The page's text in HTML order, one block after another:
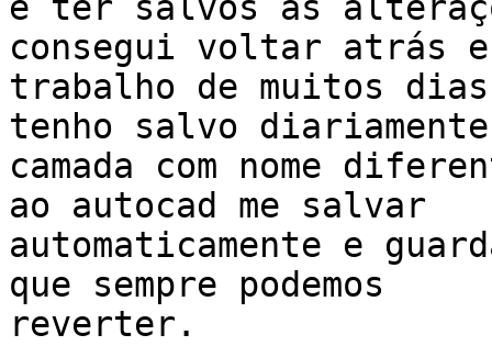
e ter salvos as
consegui voltar atrás
trabalho de muitos
tenho salvo
camada com nome
ao autocad me salvar
automaticamente e
que sempre podemos
reverter.